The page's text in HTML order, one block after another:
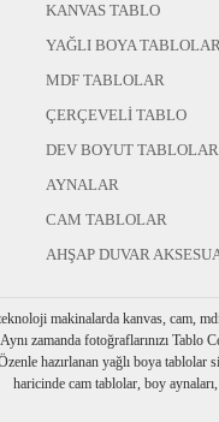
KANVAS TABLO
YAĞLI BOYA
MDF TABLOLAR
ÇERÇEVELİ TABLO
DEV BOYUT TABLOLAR
AYNALAR
CAM TABLOLAR
AHŞAP DUVAR
makinalarda kanvas, cam,
zamanda fotoğraflarınızı Tablo
hazırlanan yağlı boya
haricinde cam tablolar, boy